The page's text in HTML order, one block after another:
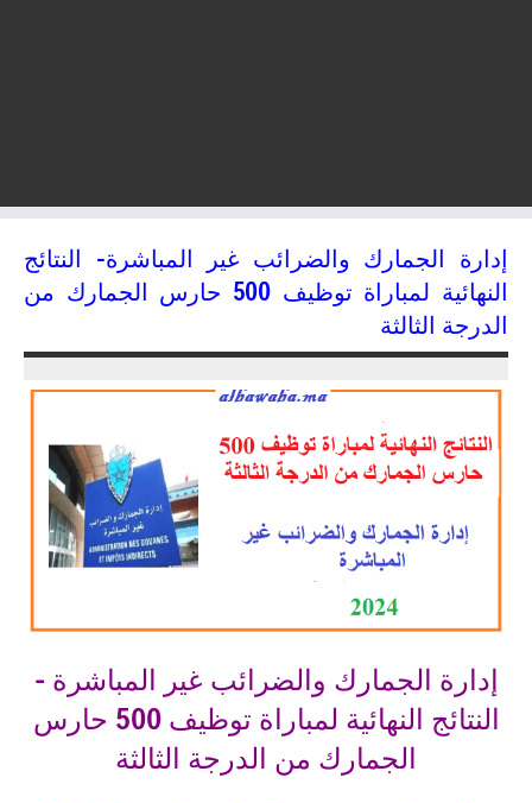
إدارة الجمارك والضرائب غير المباشرة- النتائج
النهائية لمباراة توظيف 500 حارس الجمارك من
الدرجة الثالثة
إدارة الجمارك والضرائب غير المباشرة –
النتائج النهائية لمباراة توظيف 500 حارس
الجمارك من الدرجة الثالثة